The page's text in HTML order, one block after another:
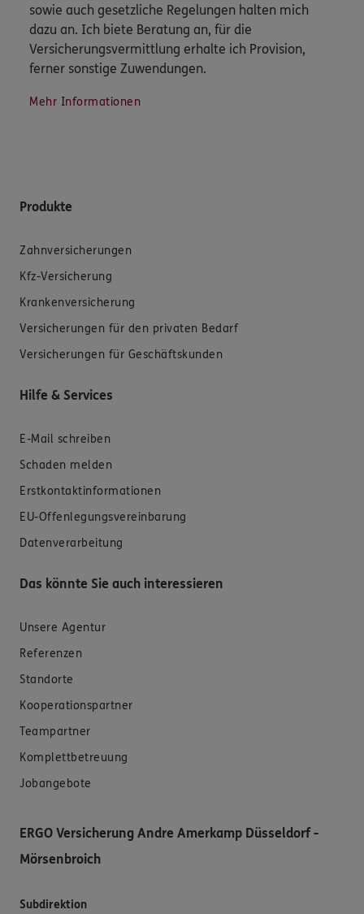
sowie auch gesetzliche Regelungen halten mich
dazu an. Ich biete Beratung an, für die
Versicherungsvermittlung erhalte ich Provision,
ferner sonstige Zuwendungen.
Mehr Informationen
Produkte
Zahnversicherungen
Kfz-Versicherung
Krankenversicherung
Versicherungen für den privaten Bedarf
Versicherungen für Geschäftskunden
Hilfe & Services
E-Mail schreiben
Schaden melden
Erstkontaktinformationen
EU-Offenlegungsvereinbarung
Datenverarbeitung
Das könnte Sie auch interessieren
Unsere Agentur
Referenzen
Standorte
Kooperationspartner
Teampartner
Komplettbetreuung
Jobangebote
ERGO Versicherung Andre Amerkamp Düsseldorf -
Mörsenbroich
Subdirektion